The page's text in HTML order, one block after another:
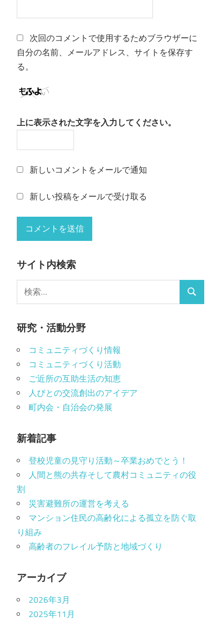
次回のコメントで使用するためブラウザーに
自分の名前、メールアドレス、サイトを保存す
る。
上に表示された文字を入力してください。
新しいコメントをメールで通知
新しい投稿をメールで受け取る
サイト内検索
索:
検
研究・活動分野
コミュニティづくり情報
コミュニティづくり活動
ご近所の互助生活の知恵
人びとの交流創出のアイデア
町内会・自治会の発展
新着記事
登校児童の見守り活動～卒業おめでとう！
人間と熊の共存そして農村コミュニティの役
割
災害避難所の運営を考える
マンション住民の高齢化による孤立を防ぐ取
り組み
高齢者のフレイル予防と地域づくり
アーカイブ
2026年3月
2025年11月